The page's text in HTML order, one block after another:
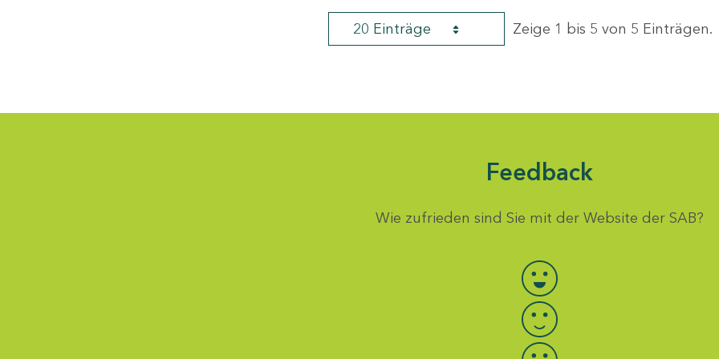
20 Einträge Zeige 1 bis 5 von 5 Einträgen.
Feedback
Wie zufrieden sind Sie mit der Website der SAB?
Bewertung auswählen